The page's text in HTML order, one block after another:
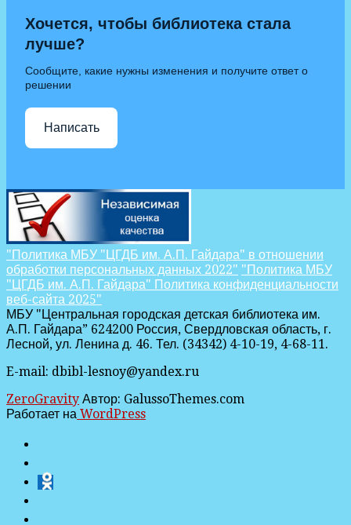
Хочется, чтобы библиотека стала
лучше?
Сообщите, какие нужны изменения и получите ответ о
решении
Написать
"Политика МБУ "ЦГДБ им. А.П. Гайдара" в отношении
обработки персональных данных 2022" "Политика МБУ
"ЦГДБ им. А.П. Гайдара" Политика конфиденциальности
веб-сайта 2025"
МБУ "Центральная городская детская библиотека им.
А.П. Гайдара” 624200 Россия, Свердловская область, г.
Лесной, ул. Ленина д. 46. Тел. (34342) 4-10-19, 4-68-11.
E-mail: dbibl-lesnoy@yandex.ru
ZeroGravity Автор: GalussoThemes.com
Работает на WordPress